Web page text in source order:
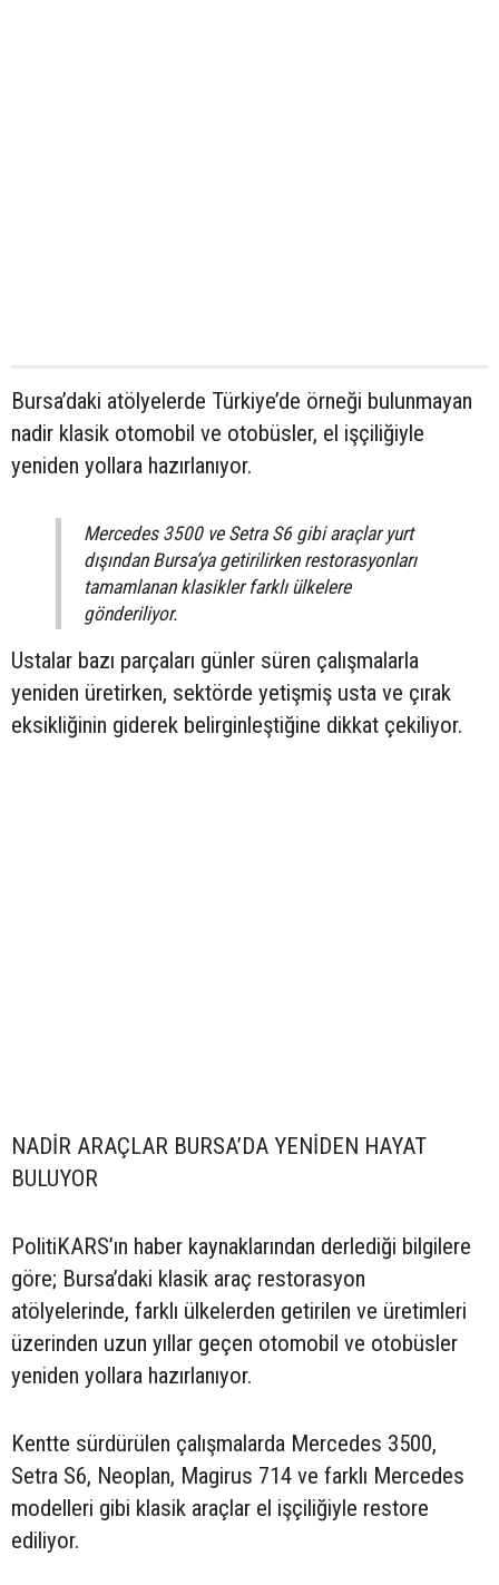
Bursa’daki atölyelerde Türkiye’de örneği bulunmayan
nadir klasik otomobil ve otobüsler, el işçiliğiyle
yeniden yollara hazırlanıyor.
Mercedes 3500 ve Setra S6 gibi araçlar yurt
dışından Bursa’ya getirilirken restorasyonları
tamamlanan klasikler farklı ülkelere
gönderiliyor.
Ustalar bazı parçaları günler süren çalışmalarla
yeniden üretirken, sektörde yetişmiş usta ve çırak
eksikliğinin giderek belirginleştiğine dikkat çekiliyor.
NADİR ARAÇLAR BURSA’DA YENİDEN HAYAT
BULUYOR
PolitiKARS’ın haber kaynaklarından derlediği bilgilere
göre; Bursa’daki klasik araç restorasyon
atölyelerinde, farklı ülkelerden getirilen ve üretimleri
üzerinden uzun yıllar geçen otomobil ve otobüsler
yeniden yollara hazırlanıyor.
Kentte sürdürülen çalışmalarda Mercedes 3500,
Setra S6, Neoplan, Magirus 714 ve farklı Mercedes
modelleri gibi klasik araçlar el işçiliğiyle restore
ediliyor.